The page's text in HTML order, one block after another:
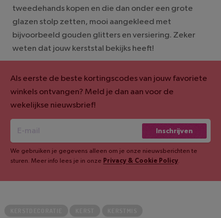
tweedehands kopen en die dan onder een grote
glazen stolp zetten, mooi aangekleed met
bijvoorbeeld gouden glitters en versiering. Zeker
weten dat jouw kerststal bekijks heeft!
Als eerste de beste kortingscodes van jouw favoriete
winkels ontvangen? Meld je dan aan voor de
wekelijkse nieuwsbrief!
Inschrijven
We gebruiken je gegevens alleen om je onze nieuwsberichten te
sturen. Meer info lees je in onze Privacy & Cookie Policy